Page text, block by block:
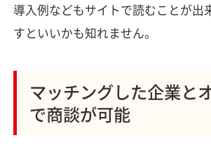
導入例などもサイトで読むことが出
すといいかも知れません。
マッチングした企業と
で商談が可能